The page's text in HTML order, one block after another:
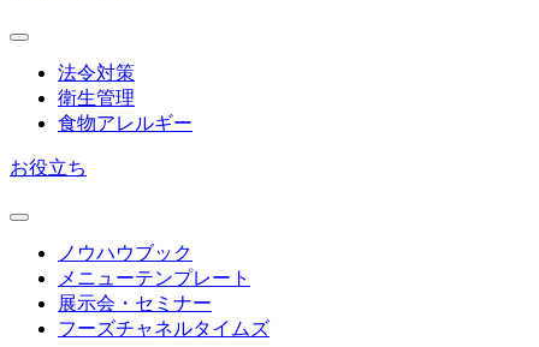
法令対策
衛生管理
食物アレルギー
お役立ち
ノウハウブック
メニューテンプレート
展示会・セミナー
フーズチャネルタイムズ